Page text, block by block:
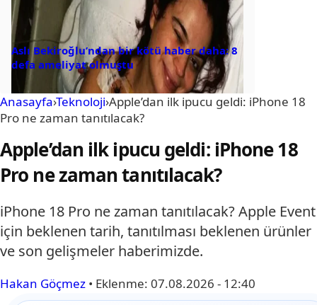
Aslı Bekiroğlu’ndan bir kötü haber daha: 8
defa ameliyat olmuştu
Anasayfa›Teknoloji›Apple’dan ilk ipucu geldi: iPhone 18
Pro ne zaman tanıtılacak?
Apple’dan ilk ipucu geldi: iPhone 18
Pro ne zaman tanıtılacak?
iPhone 18 Pro ne zaman tanıtılacak? Apple Event
için beklenen tarih, tanıtılması beklenen ürünler
ve son gelişmeler haberimizde.
Hakan Göçmez • Eklenme: 07.08.2026 - 12:40